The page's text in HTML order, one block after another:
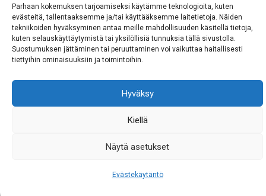
Parhaan kokemuksen tarjoamiseksi käytämme teknologioita, kuten
evästeitä, tallentaaksemme ja/tai käyttääksemme laitetietoja. Näiden
tekniikoiden hyväksyminen antaa meille mahdollisuuden käsitellä tietoja,
kuten selauskäyttäytymistä tai yksilöllisiä tunnuksia tällä sivustolla.
Suostumuksen jättäminen tai peruuttaminen voi vaikuttaa haitallisesti
tiettyihin ominaisuuksiin ja toimintoihin.
Hyväksy
Kiellä
Näytä asetukset
Evästekäytäntö
Teʹl. 0206 39 7740
Restraant Sarrit